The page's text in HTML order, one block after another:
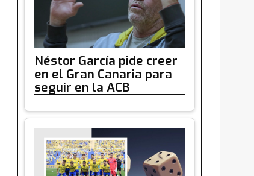
Néstor García pide creer
en el Gran Canaria para
seguir en la ACB